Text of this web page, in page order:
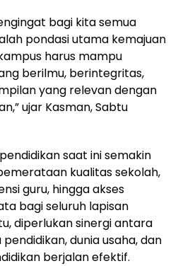
bagi kita semua
pondasi utama kemajuan
harus mampu
berilmu, berintegritas,
yang relevan dengan
ujar Kasman, Sabtu
saat ini semakin
kualitas sekolah,
guru, hingga akses
bagi seluruh lapisan
diperlukan sinergi antara
dunia usaha, dan
berjalan efektif.